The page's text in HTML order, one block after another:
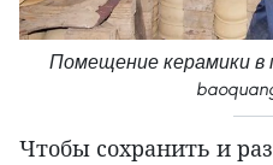
Помещение керамики в
Чтобы сохранить и